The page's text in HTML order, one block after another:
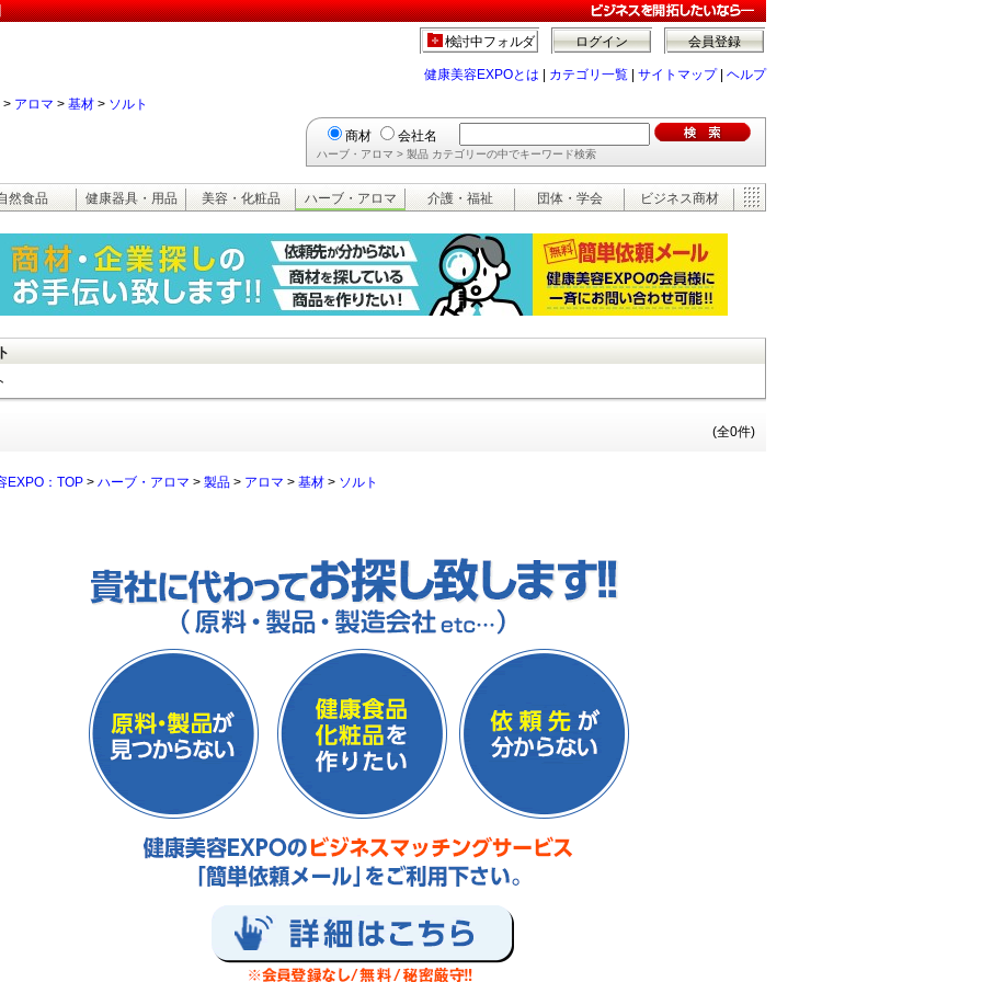
会員登録
ログイン
検討中フォルダ
健康美容EXPOとは カテゴリ一覧 サイトマップ| ヘルプ
> アロマ > 基材 > ソルト
商材 会社名
ハーブ・アロマ > 製品 カテゴリーの中でキーワード検索
然食品 健康器具・用品 美容・化粧品 ハーブ・アロマ 介護・福祉 団体・学会 ビジネス商材
(全0件)
EXPO：TOP > ハーブ・アロマ > 製品 > アロマ > 基材 > ソルト